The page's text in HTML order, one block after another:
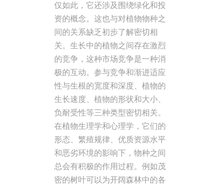
仅如此，它还涉及围绕绿化和投
资的概念。这也与对植物物种之
间的关系缺乏初步了解密切相
关。生长中的植物之间存在激烈
的竞争，这种市场竞争是一种消
极的互动。参与竞争和渐进适应
性与生根的宽度和深度、植物的
生长速度、植物的形状和大小、
负耐受性等三种类型密切相关。
在植物生理学和心理学，它们的
形态、繁殖规律、优质资源水平
和恶劣环境的影响下，物种之间
总会有积极的作用过程。例如茂
密的树叶可以为开阔森林中的各